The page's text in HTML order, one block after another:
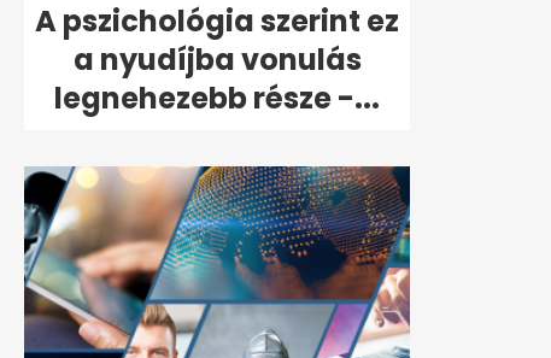
A pszichológia szerint ez
a nyudíjba vonulás
legnehezebb része -...